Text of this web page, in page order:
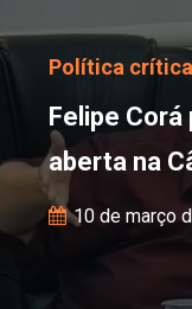
Política
Felipe Corá
aberta na
10 de março